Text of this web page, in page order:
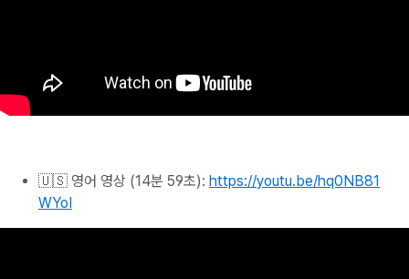
🇺🇸 영어 영상 (14분 59초): https://youtu.be/hq0NB81
WYoI